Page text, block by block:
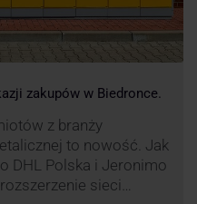
zakupów w Biedronce.
z branży
to nowość. Jak
DHL Polska i Jeronimo
sieci